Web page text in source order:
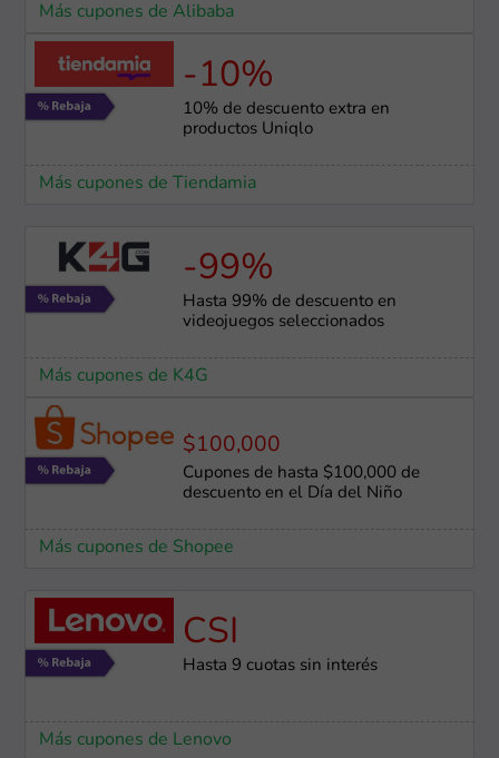
Más cupones de Alibaba
-10%
10% de descuento extra en
productos Uniqlo
Más cupones de Tiendamia
-99%
Hasta 99% de descuento en
videojuegos seleccionados
Más cupones de K4G
$100,000
Cupones de hasta $100,000 de
descuento en el Día del Niño
Más cupones de Shopee
CSI
Hasta 9 cuotas sin interés
Más cupones de Lenovo